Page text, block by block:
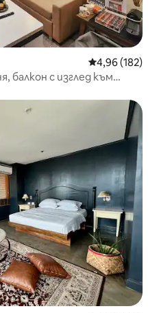
Средна
4,96 (182)
балкон с изглед към